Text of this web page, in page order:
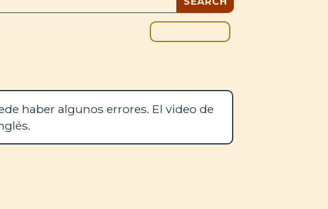
haber algunos errores. El video de